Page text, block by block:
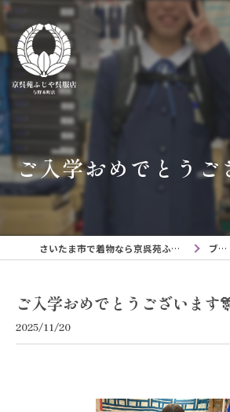
ご入学おめでとうご
さいたま市で着物なら京呉苑ふじや呉服店与野本町店 ブログ
ご入学おめでとうございます
2025/11/20